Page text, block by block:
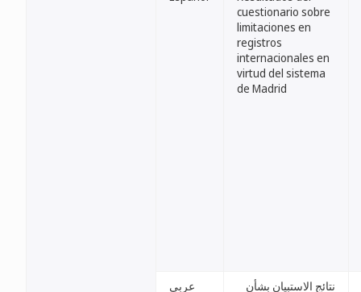
cuestionario sobre
limitaciones en
registros
internacionales en
virtud del sistema
de Madrid
عربي
نتائج الاستبيان بشأن